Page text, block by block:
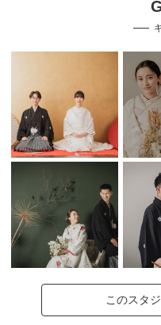
このスタ